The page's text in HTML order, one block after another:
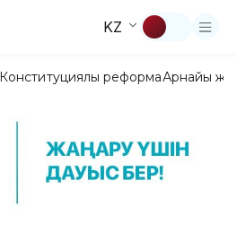
KZ
Конституциялық реформаАрнайы